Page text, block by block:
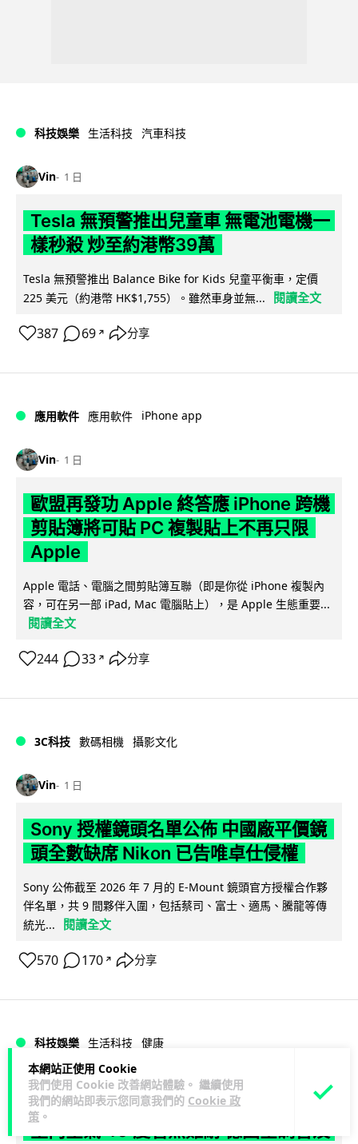
本網站正使用 Cookie
我們使用 Cookie 改善網站體驗。 繼續使用
我們的網站即表示您同意我們的 Cookie 政
策 。
科技娛樂 生活科技 汽車科技
Vin 1 日
Tesla 無預警推出兒童車 無電池電機一
樣秒殺 炒至約港幣39萬
Tesla 無預警推出 Balance Bike for Kids 兒童平衡車，定價
225 美元（約港幣 HK$1,755）。雖然車身並無...
閱讀全文
387 69 ↗ 分享
應用軟件 應用軟件 iPhone app
Vin 1 日
歐盟再發功 Apple 終答應 iPhone 跨機
剪貼簿將可貼 PC 複製貼上不再只限
Apple
Apple 電話、電腦之間剪貼簿互聯（即是你從 iPhone 複製內
容，可在另一部 iPad, Mac 電腦貼上），是 Apple 生態重要...
閱讀全文
244 33 ↗ 分享
3C科技 數碼相機 攝影文化
Vin 1 日
Sony 授權鏡頭名單公佈 中國廠平價鏡
頭全數缺席 Nikon 已告唯卓仕侵權
Sony 公佈截至 2026 年 7 月的 E-Mount 鏡頭官方授權合作夥
伴名單，共 9 間夥伴入圍，包括蔡司、富士、適馬、騰龍等傳
統光...
閱讀全文
570 170 ↗ 分享
科技娛樂 生活科技 健康
Lawton 1 日